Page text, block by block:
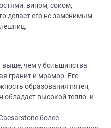
вином, соком,
делает его не заменимым
выше, чем у большинства
гранит и мрамор. Его
образования пятен,
обладает высокой тепло- и
более